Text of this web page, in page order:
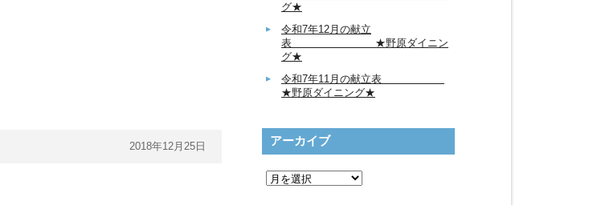
2018年12月25日
グ★
令和7年12月の献立
表 ★野原ダイニン
グ★
令和7年11月の献立表
★野原ダイニング★
アーカイブ